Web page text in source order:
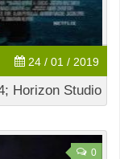
24 / 01 / 2019
Horizon Studio
0